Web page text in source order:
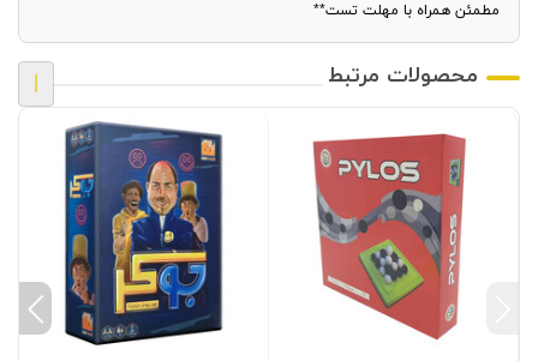
مطمئن همراه با مهلت تست**
محصولات مرتبط